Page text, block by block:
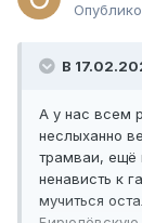
В
А у нас всем
неслыханно
трамваи, ещё
ненависть к
мучиться